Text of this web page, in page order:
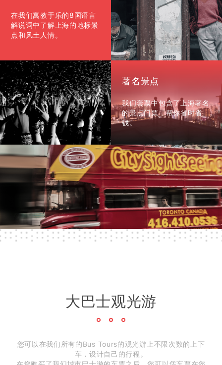
在我们寓教于乐的8国语言
解说词中了解上海的地标景
点和风土人情。
著名景点
我们套票中包含了上海著名
的景点门票，帮你省时省
钱。
大巴士观光游
您可以在我们所有的Bus Tours的观光游上不限次数的上下
车，设计自己的行程。